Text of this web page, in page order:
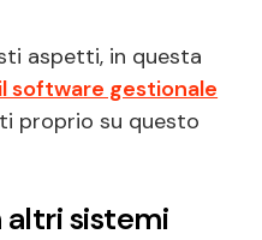
aspetti, in questa
software gestionale
proprio su questo
altri sistemi